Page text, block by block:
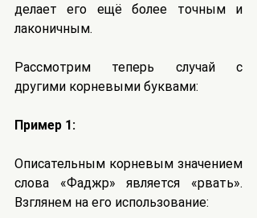
делает его ещё более точным и
лаконичным.
Рассмотрим теперь случай с
другими корневыми буквами:
Пример 1:
Описательным корневым значением
слова «Фаджр» является «рвать».
Взглянем на его использование: